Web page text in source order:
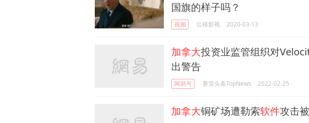
国旗的样子吗？
视频 位移影视 2020-03-13
加拿大投资业监管组织对
出警告
网易号 赛雷头条TopNews 2022-02-25
加拿大铜矿场遭勒索软件攻击